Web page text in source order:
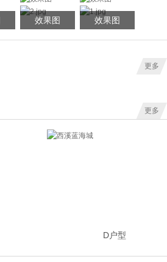
效果图 效果图
更多
更多
D户型